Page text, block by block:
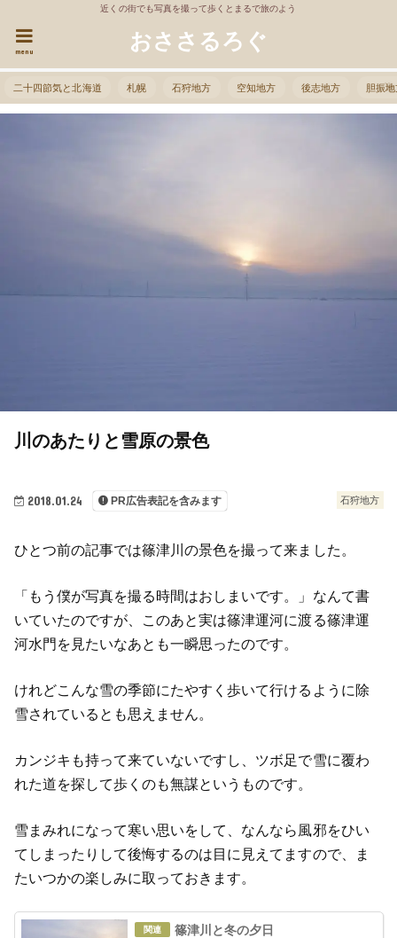
近くの街でも写真を撮って歩くとまるで旅のよう
おささるろぐ
menu
二十四節気と北海道 札幌 石狩地方 空知地方 後志地方 胆振
石狩地方
2018.01.24 PR広告表記を含みます
川のあたりと雪原の景色
ひとつ前の記事では篠津川の景色を撮って来ました。
「もう僕が写真を撮る時間はおしまいです。」なんて書
いていたのですが、このあと実は篠津運河に渡る篠津運
河水門を見たいなあとも一瞬思ったのです。
けれどこんな雪の季節にたやすく歩いて行けるように除
雪されているとも思えません。
カンジキも持って来ていないですし、ツボ足で雪に覆わ
れた道を探して歩くのも無謀というものです。
雪まみれになって寒い思いをして、なんなら風邪をひい
てしまったりして後悔するのは目に見えてますので、ま
たいつかの楽しみに取っておきます。
篠津川と冬の夕日